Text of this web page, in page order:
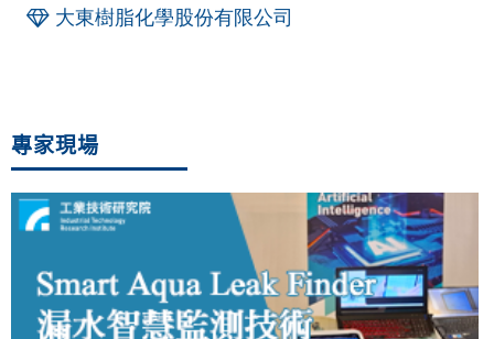
大東樹脂化學股份有限公司
專家現場